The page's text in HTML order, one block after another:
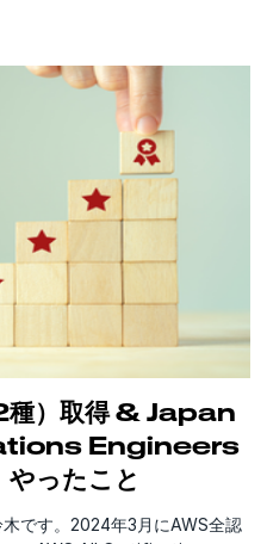
種）取得 & Japan
Engineers
ったこと
です。2024年3月にAWS全認